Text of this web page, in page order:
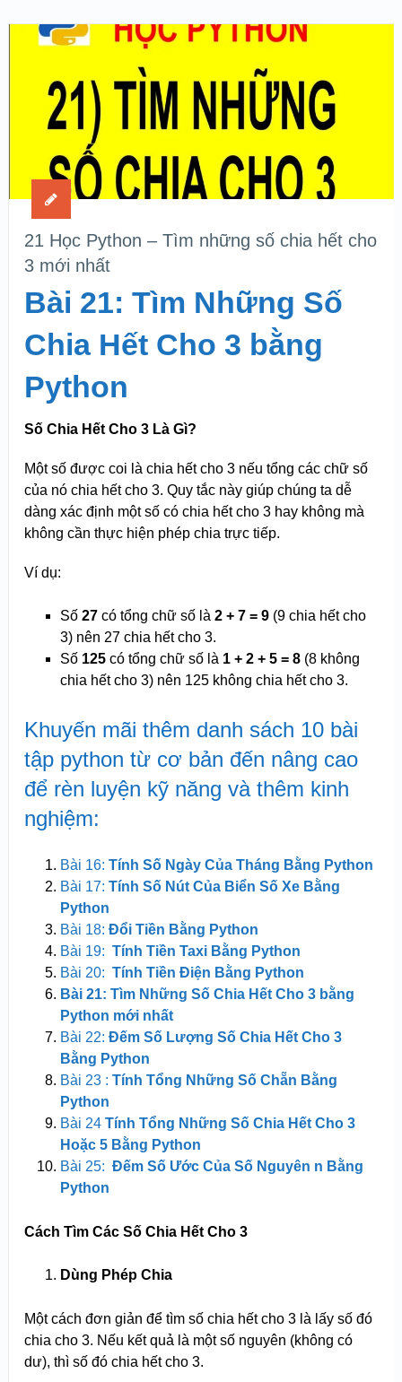
21 Học Python – Tìm những số chia hết cho
3 mới nhất
Bài 21: Tìm Những Số
Chia Hết Cho 3 bằng
Python
Số Chia Hết Cho 3 Là Gì?
Một số được coi là chia hết cho 3 nếu tổng các chữ số
của nó chia hết cho 3. Quy tắc này giúp chúng ta dễ
dàng xác định một số có chia hết cho 3 hay không mà
không cần thực hiện phép chia trực tiếp.
Ví dụ:
Số 27có tổng chữ số là 2 + 7 = 9(9 chia hết cho
3) nên 27 chia hết cho 3.
Số 125có tổng chữ số là 1 + 2 + 5 = 8(8 không
chia hết cho 3) nên 125 không chia hết cho 3.
Khuyến mãi thêm danh sách 10 bài
tập python từ cơ bản đến nâng cao
để rèn luyện kỹ năng và thêm kinh
nghiệm:
Bài 16: Tính Số Ngày Của Tháng Bằng Python
Bài 17: Tính Số Nút Của Biển Số Xe Bằng
Python
Bài 18: Đổi Tiền Bằng Python
Bài 19: Tính Tiền Taxi Bằng Python
Bài 20: Tính Tiền Điện Bằng Python
Bài 21: Tìm Những Số Chia Hết Cho 3 bằng
Python mới nhất
Bài 22: Đếm Số Lượng Số Chia Hết Cho 3
Bằng Python
Bài 23 : Tính Tổng Những Số Chẵn Bằng
Python
Bài 24 Tính Tổng Những Số Chia Hết Cho 3
Hoặc 5 Bằng Python
Bài 25: Đếm Số Ước Của Số Nguyên n Bằng
Python
Cách Tìm Các Số Chia Hết Cho 3
Dùng Phép Chia
Một cách đơn giản để tìm số chia hết cho 3 là lấy số đó
chia cho 3. Nếu kết quả là một số nguyên (không có
dư), thì số đó chia hết cho 3.